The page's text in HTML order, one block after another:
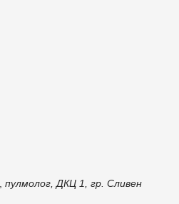
пулмолог, ДКЦ 1, гр. Сливен